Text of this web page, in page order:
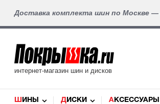
Доставка комплекта шин по Москве —
интернет-магазин шин и дисков
ШИНЫ ДИСКИ АКСЕССУАРЫ